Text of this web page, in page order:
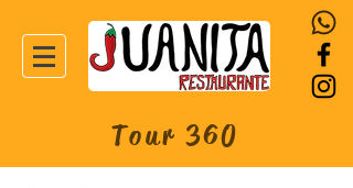
Tour 360